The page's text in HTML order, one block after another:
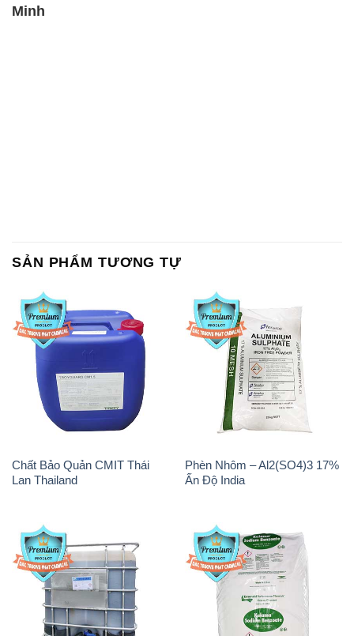
Minh
SẢN PHẨM TƯƠNG TỰ
Chất Bảo Quản CMIT Thái
Lan Thailand
Phèn Nhôm – Al2(SO4)3 17%
Ấn Độ India